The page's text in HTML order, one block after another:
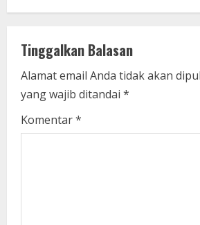
u
e
R
e
a
Tinggalkan Balasan
Alamat email Anda tidak akan
yang wajib ditandai *
Komentar*